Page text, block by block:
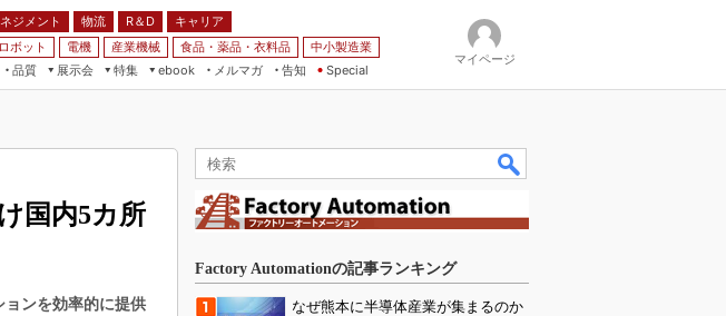
ジメント 物流 R＆D
キャリア
ロボット 電機 産業機械 食品・薬品・衣料品
中小製造業
品質
展示会
特集
ebook
メルマガ
告知 Special
マイページ
国内5カ所
ンを効率的に提供
Factory Automationの記事ランキング
なぜ熊本に半導体産業が集まるのか